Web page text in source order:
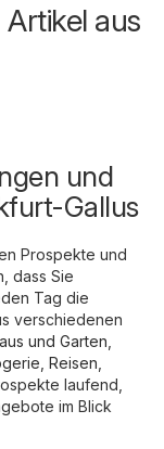
aus
und
Gallus
Prospekte und
dass Sie
Tag die
verschiedenen
und Garten
Reisen
laufend,
im Blick